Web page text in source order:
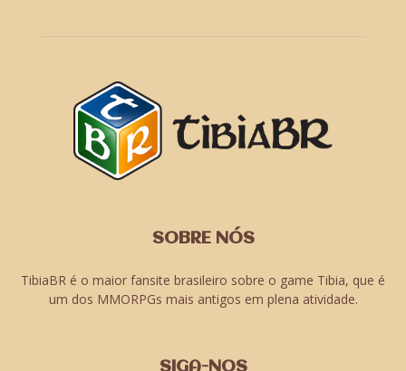
SOBRE NÓS
TibiaBR é o maior fansite brasileiro sobre o game Tibia, que é
um dos MMORPGs mais antigos em plena atividade.